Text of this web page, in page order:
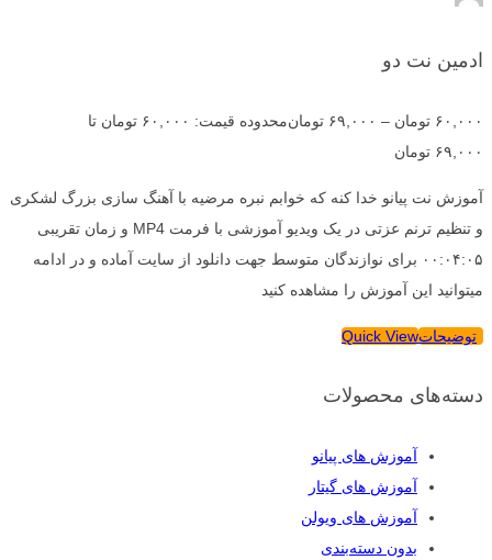
ادمین نت دو
۶۰,۰۰۰ تومان – ۶۹,۰۰۰ تومان
محدوده قیمت: ۶۰,۰۰۰ تومان تا
۶۹,۰۰۰ تومان
آموزش نت پیانو خدا کنه که خوابم نبره مرضیه با آهنگ سازی بزرگ لشکری
و تنظیم ترنم عزتی در یک ویدیو آموزشی با فرمت MP4 و زمان تقریبی
۰۰:۰۴:۰۵ برای نوازندگان متوسط جهت دانلود از سایت آماده و در ادامه
میتوانید این آموزش را مشاهده کنید
توضیحاتQuick View
دسته‌های محصولات
آموزش های پیانو
آموزش های گیتار
آموزش های ویولن
بدون دسته‌بندی